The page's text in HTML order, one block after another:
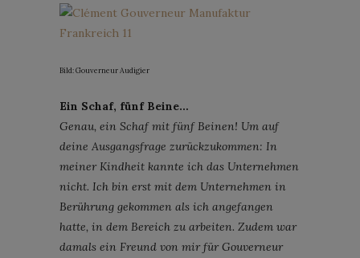
Bild: Gouverneur Audigier
Ein Schaf, fünf Beine…
Genau, ein Schaf mit fünf Beinen! Um auf
deine Ausgangsfrage zurückzukommen: In
meiner Kindheit kannte ich das Unternehmen
nicht. Ich bin erst mit dem Unternehmen in
Berührung gekommen als ich angefangen
hatte, in dem Bereich zu arbeiten. Zudem war
damals ein Freund von mir für Gouverneur